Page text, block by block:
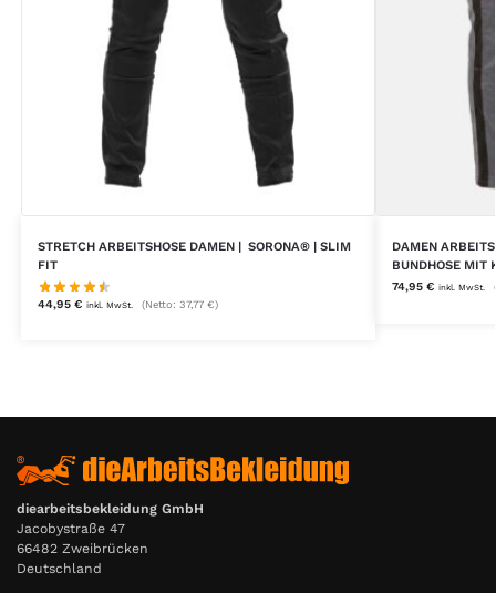
STRETCH ARBEITSHOSE DAMEN | SORONA® | SLIM
FIT
44,95 € inkl. MwSt. (Netto: 37,77 €)
DAMEN
BUNDHOSE MIT
74,95 € inkl. MwSt.
diearbeitsbekleidung GmbH
Jacobystraße 47
66482 Zweibrücken
Deutschland